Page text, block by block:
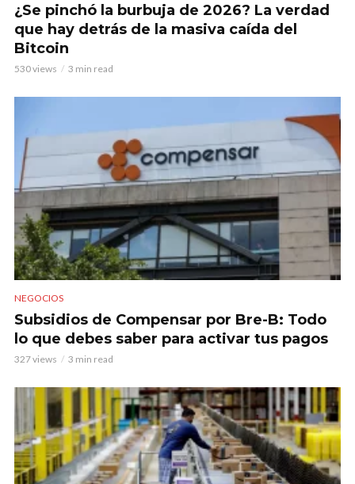
¿Se pinchó la burbuja de 2026? La verdad
que hay detrás de la masiva caída del
Bitcoin
530 views 3 min read
NEGOCIOS
Subsidios de Compensar por Bre-B: Todo
lo que debes saber para activar tus pagos
327 views 3 min read